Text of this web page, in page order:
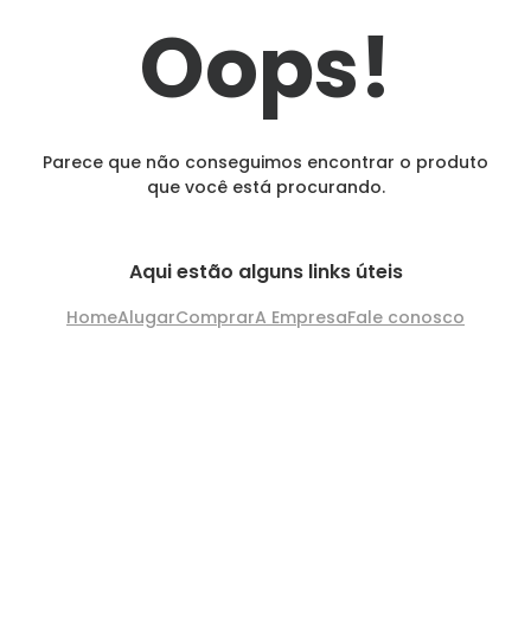
Oops!
Parece que não conseguimos encontrar o produto
que você está procurando.
Aqui estão alguns links úteis
HomeAlugarComprarA EmpresaFale conosco